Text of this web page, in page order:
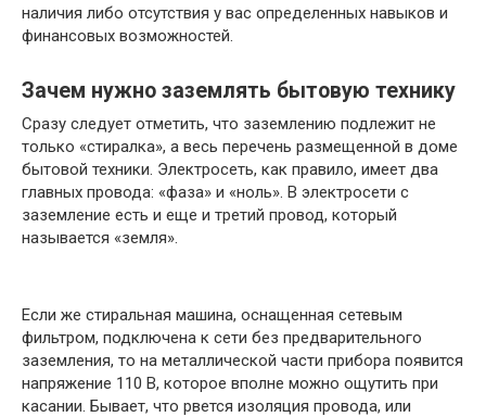
наличия либо отсутствия у вас определенных навыков и
финансовых возможностей.
Зачем нужно заземлять бытовую технику
Сразу следует отметить, что заземлению подлежит не
только «стиралка», а весь перечень размещенной в доме
бытовой техники. Электросеть, как правило, имеет два
главных провода: «фаза» и «ноль». В электросети с
заземление есть и еще и третий провод, который
называется «земля».
Если же стиральная машина, оснащенная сетевым
фильтром, подключена к сети без предварительного
заземления, то на металлической части прибора появится
напряжение 110 В, которое вполне можно ощутить при
касании. Бывает, что рвется изоляция провода, или